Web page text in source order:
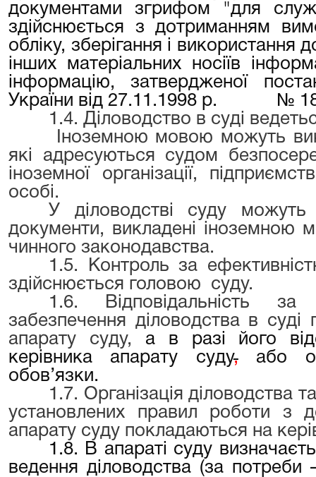
документами згрифом "для
здійснюється з дотриманням
обліку, зберігання і використання
інших матеріальних носіїв
інформацію, затвердженої
України від 27.11.1998 р. № 1893,
1.4. Діловодство в суді
Іноземною мовою можуть
які адресуються судом
іноземної організації,
особі.
У діловодстві суду можуть
документи, викладені іноземною
чинного законодавства.
1.5. Контроль за
здійснюється головою суду.
1.6. Відповідальність
забезпечення діловодства в суді
апарату суду, а в разі його
керівника апарату суду,або
обов’язки.
1.7. Організація діловодства
установлених правил роботи з
апарату суду покладаються на
1.8. В апараті суду
ведення діловодства (за